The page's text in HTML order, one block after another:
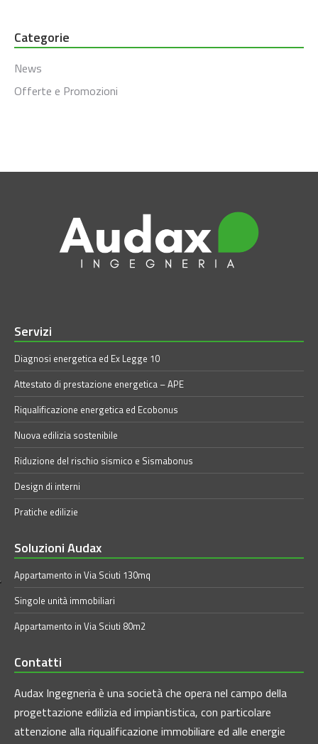
Categorie
News
Offerte e Promozioni
Servizi
Diagnosi energetica ed Ex Legge 10
Attestato di prestazione energetica – APE
Riqualificazione energetica ed Ecobonus
Nuova edilizia sostenibile
Riduzione del rischio sismico e Sismabonus
Design di interni
Pratiche edilizie
Soluzioni Audax
Appartamento in Via Sciuti 130mq
Singole unità immobiliari
Appartamento in Via Sciuti 80m2
Contatti
Audax Ingegneria è una società che opera nel campo della
progettazione edilizia ed impiantistica, con particolare
attenzione alla riqualificazione immobiliare ed alle energie